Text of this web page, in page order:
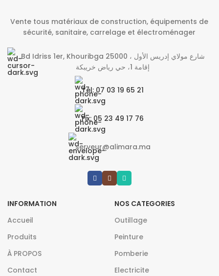
Vente tous matériaux de construction, équipements de
sécurité, sanitaire, carrelage et électroménager
Bd Idriss 1er, Khouribga 25000 شارع مولاي إدريس الأول ،
إقامة 1، حي رياض خريبكة
Tél: 07 03 19 65 21
Fix: 05 23 49 17 76
serveur@alimara.ma
INFORMATION
Accueil
Produits
À PROPOS
Contact
NOS CATEGORIES
Outillage
Peinture
Pomberie
Electricite